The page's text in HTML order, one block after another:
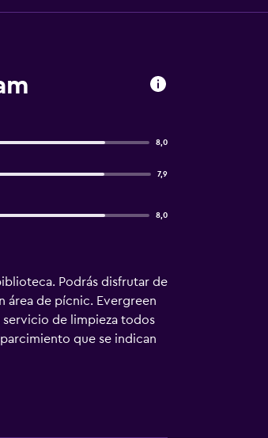
8,0
7,9
8,0
Podrás disfrutar de
área de pícnic. Evergreen
de limpieza todos
que se indican